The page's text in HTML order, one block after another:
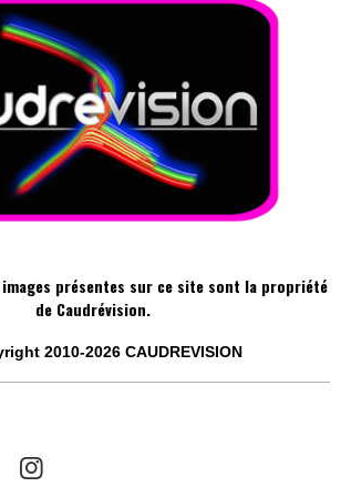
présentes sur ce site sont la propriété
de Caudrévision.
2010-2026 CAUDREVISION